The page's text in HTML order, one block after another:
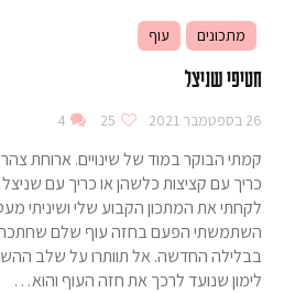
מתכונים עוף
חטיפי שניצל
26 בספטמבר 2021 25
4
קמתי הבוקר במוד של שינויים. ארוחת
כריך עם קציצות כלשהן או כריך עם
לקחתי את המתכון הקבוע שלי ושיניתי
השתמשתי הפעם בחזה עוף שלם שחתכתי
בבלילה החדשה. אל תוותרו על שלב
לימון שנועד לרכך את חזה העוף והוא…